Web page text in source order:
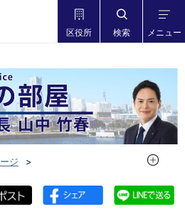
区役所 検索 メニュー
ジ
現在位